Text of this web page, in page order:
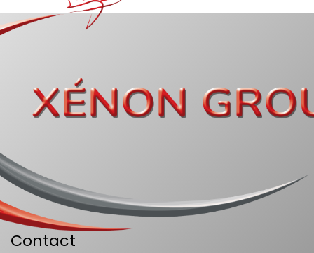
Contact